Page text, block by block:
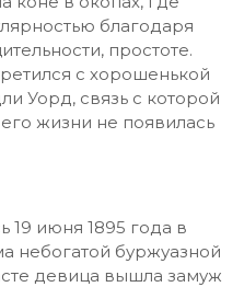
благодаря
простоте.
с хорошенькой
Уорд, связь с которой
жизни не появилась
19 июня 1895 года в
небогатой буржуазной
девица вышла замуж